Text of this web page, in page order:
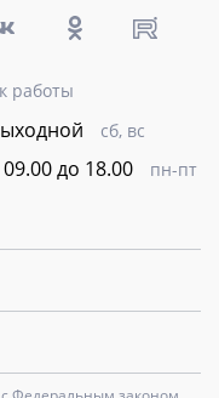
работы
сб, вс
09.00 до 18.00 пн-пт